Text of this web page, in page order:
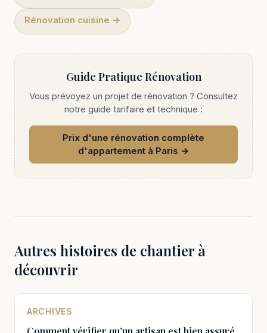
Rénovation cuisine →
Guide Pratique Rénovation
Vous prévoyez un projet de rénovation ? Consultez
notre guide tarifaire et technique :
Prix d'une rénovation complète
d'appartement à Paris →
Autres histoires de chantier à
découvrir
ARCHIVES